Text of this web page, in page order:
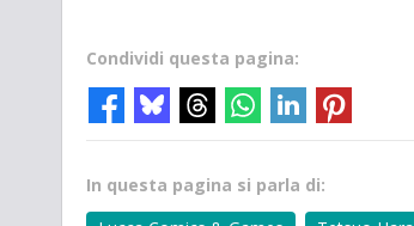
Condividi questa pagina:
In questa pagina si parla di: